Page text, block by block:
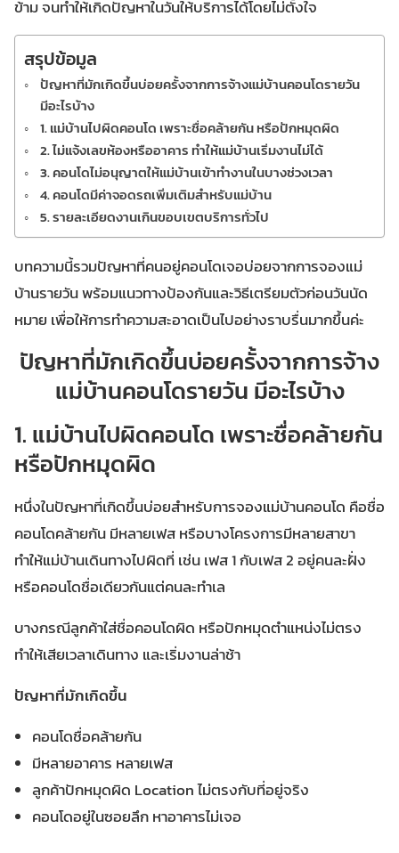
ข้าม จนทำให้เกิดปัญหาในวันให้บริการได้โดยไม่ตั้งใจ
สรุปข้อมูล
ปัญหาที่มักเกิดขึ้นบ่อยครั้งจากการจ้างแม่บ้านคอนโดรายวัน
มีอะไรบ้าง
1. แม่บ้านไปผิดคอนโด เพราะชื่อคล้ายกัน หรือปักหมุดผิด
2. ไม่แจ้งเลขห้องหรืออาคาร ทำให้แม่บ้านเริ่มงานไม่ได้
3. คอนโดไม่อนุญาตให้แม่บ้านเข้าทำงานในบางช่วงเวลา
4. คอนโดมีค่าจอดรถเพิ่มเติมสำหรับแม่บ้าน
5. รายละเอียดงานเกินขอบเขตบริการทั่วไป
บทความนี้รวมปัญหาที่คนอยู่คอนโดเจอบ่อยจากการจองแม่
บ้านรายวัน พร้อมแนวทางป้องกันและวิธีเตรียมตัวก่อนวันนัด
หมาย เพื่อให้การทำความสะอาดเป็นไปอย่างราบรื่นมากขึ้นค่ะ
ปัญหาที่มักเกิดขึ้นบ่อยครั้งจากการจ้าง
แม่บ้านคอนโดรายวัน มีอะไรบ้าง
1. แม่บ้านไปผิดคอนโด เพราะชื่อคล้ายกัน
หรือปักหมุดผิด
หนึ่งในปัญหาที่เกิดขึ้นบ่อยสำหรับการจองแม่บ้านคอนโด คือชื่อ
คอนโดคล้ายกัน มีหลายเฟส หรือบางโครงการมีหลายสาขา
ทำให้แม่บ้านเดินทางไปผิดที่ เช่น เฟส 1 กับเฟส 2 อยู่คนละฝั่ง
หรือคอนโดชื่อเดียวกันแต่คนละทำเล
บางกรณีลูกค้าใส่ชื่อคอนโดผิด หรือปักหมุดตำแหน่งไม่ตรง
ทำให้เสียเวลาเดินทาง และเริ่มงานล่าช้า
ปัญหาที่มักเกิดขึ้น
คอนโดชื่อคล้ายกัน
มีหลายอาคาร หลายเฟส
ลูกค้าปักหมุดผิด Location ไม่ตรงกับที่อยู่จริง
คอนโดอยู่ในซอยลึก หาอาคารไม่เจอ